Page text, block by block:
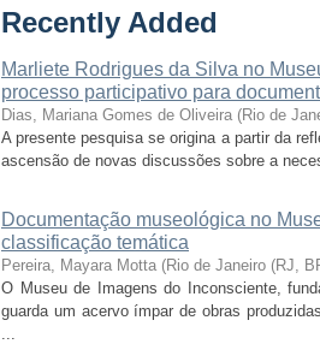
Recently Added
Marliete Rodrigues da Silva no
processo participativo para
Dias, Mariana Gomes de Oliveira (Rio de
A presente pesquisa se origina a partir da
ascensão de novas discussões sobre a
Documentação museológica no
classificação temática
Pereira, Mayara Motta (Rio de Janeiro (RJ,
O Museu de Imagens do Inconsciente,
guarda um acervo ímpar de obras
...